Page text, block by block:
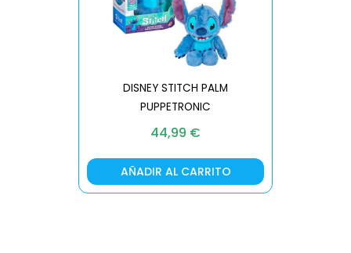
DISNEY STITCH PALM
PUPPETRONIC
44,99 €
AÑADIR AL CARRITO